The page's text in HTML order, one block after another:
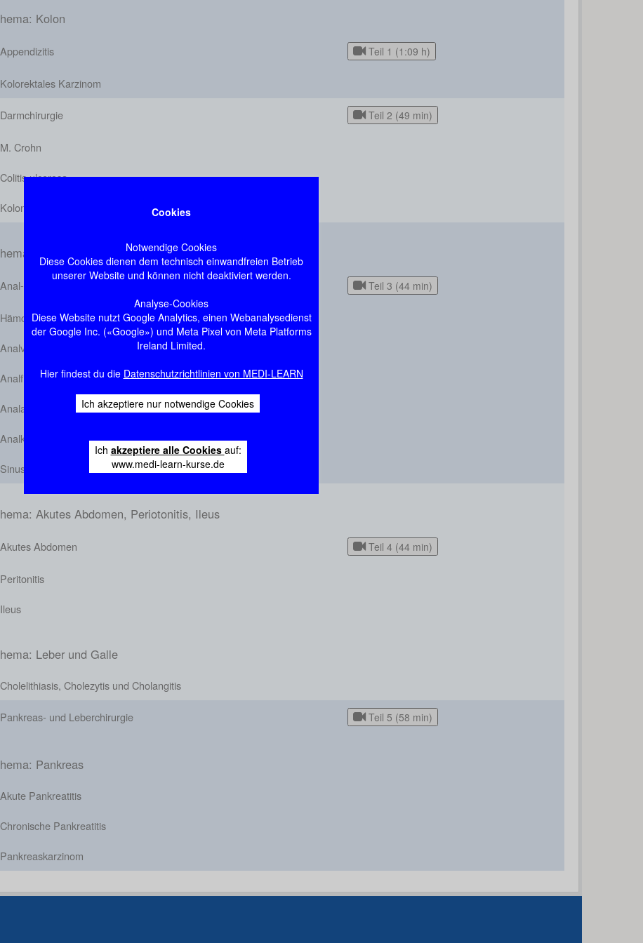
Cookies
Notwendige Cookies
Diese Cookies dienen dem technisch einwandfreien Betrieb
unserer Website und können nicht deaktiviert werden.
Analyse-Cookies
Diese Website nutzt Google Analytics, einen Webanalysedienst
der Google Inc. («Google») und Meta Pixel von Meta Platforms
Ireland Limited.
Hier findest du die Datenschutzrichtlinien von MEDI-LEARN
Ich akzeptiere nur notwendige Cookies
Ich akzeptiere alle Cookies auf:
www.medi-learn-kurse.de
Kolon
Appendizitis Teil 1 (1:09 h)
Kolorektales Karzinom
Darmchirurgie Teil 2 (49 min)
M. Crohn
Colitis ulcerosa
Kolondivertikulitis
Proktologie
Anal- und Rektumprolaps Teil 3 (44 min)
Hämorrhoiden und Hämorrhoidalleiden
Analvenenthrombose
Analfissur
Analabszess und Analfistel
Analkarzinom
Sinus pilonidalis
Akutes Abdomen, Periotonitis, Ileus
Akutes Abdomen Teil 4 (44 min)
Peritonitis
Ileus
Leber und Galle
Cholelithiasis, Cholezytis und Cholangitis
Pankreas- und Leberchirurgie Teil 5 (58 min)
Pankreas
Akute Pankreatitis
Chronische Pankreatitis
Pankreaskarzinom